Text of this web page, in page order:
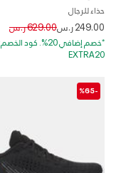
حذاء للرجال
249.00 ر.س reduced from
629.00 ر.س to
*خصم إضافي 20%. كود الخصم:
EXTRA20
-%65